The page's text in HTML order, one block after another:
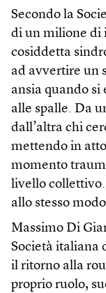
Secondo la
di un milione di
cosiddetta
ad avvertire un
ansia quando si
alle spalle. Da
dall’altra chi
mettendo in
momento
livello collettivo.
allo stesso
Massimo Di
Società italiana
il ritorno alla
proprio ruolo,